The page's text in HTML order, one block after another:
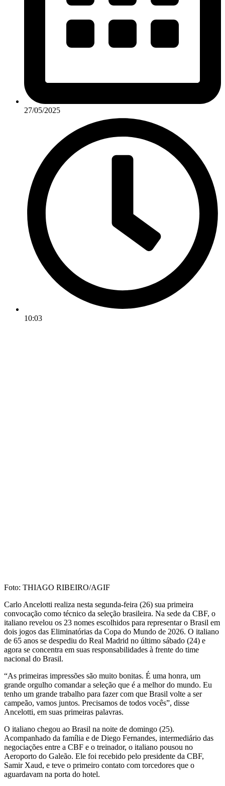
27/05/2025
10:03
Foto: THIAGO RIBEIRO/AGIF
Carlo Ancelotti realiza nesta segunda-feira (26) sua primeira
convocação como técnico da seleção brasileira. Na sede da CBF, o
italiano revelou os 23 nomes escolhidos para representar o Brasil em
dois jogos das Eliminatórias da Copa do Mundo de 2026. O italiano
de 65 anos se despediu do Real Madrid no último sábado (24) e
agora se concentra em suas responsabilidades à frente do time
nacional do Brasil.
“As primeiras impressões são muito bonitas. É uma honra, um
grande orgulho comandar a seleção que é a melhor do mundo. Eu
tenho um grande trabalho para fazer com que Brasil volte a ser
campeão, vamos juntos. Precisamos de todos vocês”, disse
Ancelotti, em suas primeiras palavras.
O italiano chegou ao Brasil na noite de domingo (25).
Acompanhado da família e de Diego Fernandes, intermediário das
negociações entre a CBF e o treinador, o italiano pousou no
Aeroporto do Galeão. Ele foi recebido pelo presidente da CBF,
Samir Xaud, e teve o primeiro contato com torcedores que o
aguardavam na porta do hotel.